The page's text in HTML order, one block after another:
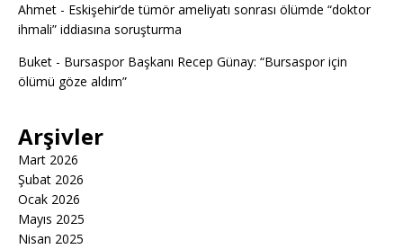
Ahmet - Eskişehir’de tümör ameliyatı sonrası ölümde “doktor
ihmali” iddiasına soruşturma
Buket - Bursaspor Başkanı Recep Günay: “Bursaspor için
ölümü göze aldım”
Arşivler
Mart 2026
Şubat 2026
Ocak 2026
Mayıs 2025
Nisan 2025